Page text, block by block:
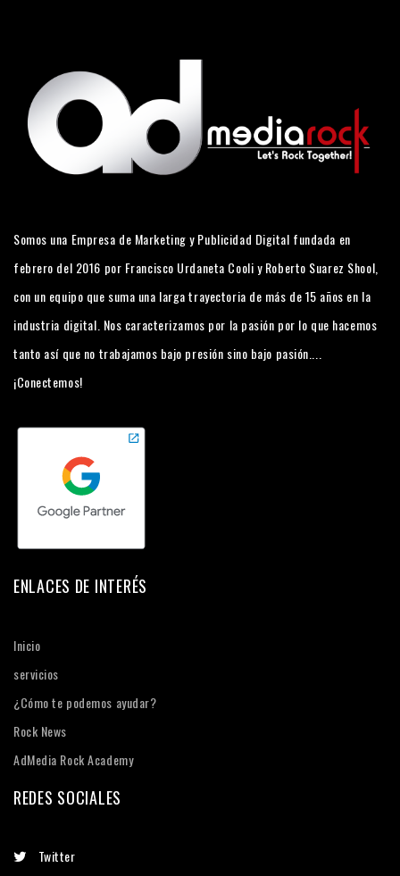
Somos una Empresa de Marketing y Publicidad Digital fundada en
febrero del 2016 por Francisco Urdaneta Cooli y Roberto Suarez Shool,
con un equipo que suma una larga trayectoria de más de 15 años en la
industria digital. Nos caracterizamos por la pasión por lo que hacemos
tanto así que no trabajamos bajo presión sino bajo pasión....
¡Conectemos!
ENLACES DE INTERÉS
Inicio
servicios
¿Cómo te podemos ayudar?
Rock News
AdMedia Rock Academy
REDES SOCIALES
Twitter